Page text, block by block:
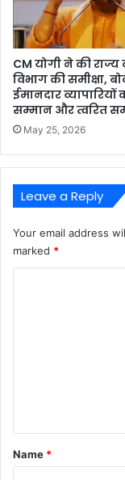
CM योगी ने की
विभाग की समीक्षा,
ईमानदार व्यापारियों
सम्मान और त्वरित
May 25, 2026
Leave a Reply
Your email address
marked *
*
Name *